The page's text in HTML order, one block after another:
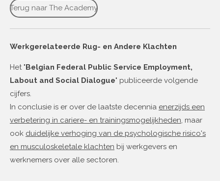
Terug naar The Academy
Werkgerelateerde Rug- en Andere Klachten
Het "Belgian Federal Public Service Employment,
Labout and Social Dialogue" publiceerde volgende
cijfers.
In conclusie is er over de laatste decennia enerzijds een
verbetering in cariere- en trainingsmogelijkheden, maar
ook duidelijke verhoging van de psychologische risico's
en musculoskeletale klachten bij werkgevers en
werknemers over alle sectoren.